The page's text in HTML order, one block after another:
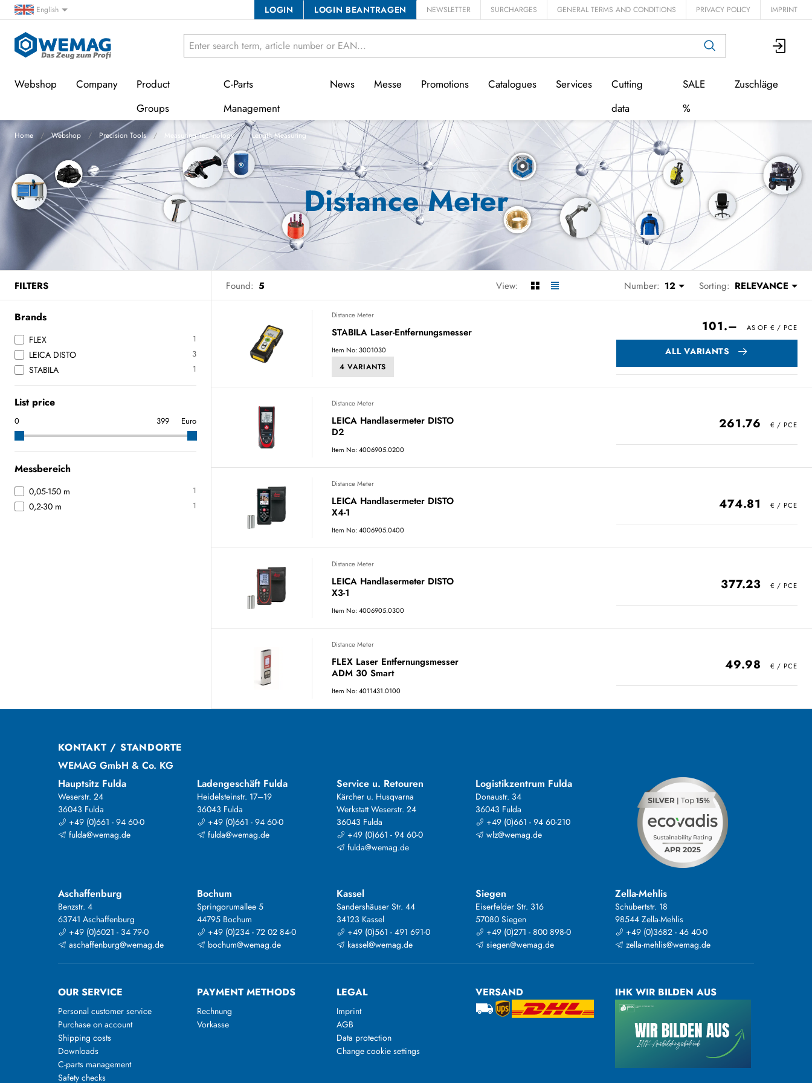
English LOGIN LOGIN BEANTRAGEN NEWSLETTER SURCHARGES GENERAL TERMS AND CONDITIONS PRIVACY POLICY IMPRINT
Webshop Company
Product
Groups
C-Parts
Management
News Messe Promotions Catalogues Services
Cutting
data
SALE
%
Zuschläge
Home Webshop Precision Tools Measuring Technology Length Measuring
Distance Meter
FILTERS Found: 5 View: Number: 12 Sorting: RELEVANCE
Brands
FLEX 1
LEICA DISTO 3
STABILA 1
List price
Euro
Messbereich
0,05-150 m 1
0,2-30 m 1
Distance Meter
STABILA Laser-Entfernungsmesser
Item No: 3001030
4 VARIANTS
101.–
ALL VARIANTS
Distance Meter
LEICA Handlasermeter DISTO
D2
Item No: 4006905.0200
261.76
Distance Meter
LEICA Handlasermeter DISTO
X4-1
Item No: 4006905.0400
474.81
Distance Meter
LEICA Handlasermeter DISTO
X3-1
Item No: 4006905.0300
377.23
Distance Meter
FLEX Laser Entfernungsmesser
ADM 30 Smart
Item No: 4011431.0100
49.98
KONTAKT / STANDORTE
WEMAG GmbH & Co. KG
Hauptsitz Fulda
Weserstr. 24
36043 Fulda
+49 (0)661 - 94 60-0
fulda@wemag.de
Ladengeschäft Fulda
Heidelsteinstr. 17–19
36043 Fulda
+49 (0)661 - 94 60-0
fulda@wemag.de
Service u. Retouren
Kärcher u. Husqvarna
Werkstatt Weserstr. 24
36043 Fulda
+49 (0)661 - 94 60-0
fulda@wemag.de
Logistikzentrum Fulda
Donaustr. 34
36043 Fulda
+49 (0)661 - 94 60-210
wlz@wemag.de
Aschaffenburg
Benzstr. 4
63741 Aschaffenburg
+49 (0)6021 - 34 79-0
aschaffenburg@wemag.de
Bochum
Springorumallee 5
44795 Bochum
+49 (0)234 - 72 02 84-0
bochum@wemag.de
Kassel
Sandershäuser Str. 44
34123 Kassel
+49 (0)561 - 491 691-0
kassel@wemag.de
Siegen
Eiserfelder Str. 316
57080 Siegen
+49 (0)271 - 800 898-0
siegen@wemag.de
Zella-Mehlis
Schubertstr. 18
98544 Zella-Mehlis
+49 (0)3682 - 46 40-0
zella-mehlis@wemag.de
OUR SERVICE
Personal customer service
Purchase on account
Shipping costs
Downloads
C-parts management
Safety checks
PAYMENT METHODS
Rechnung
Vorkasse
LEGAL
Imprint
AGB
Data protection
Change cookie settings
VERSAND IHK WIR BILDEN AUS